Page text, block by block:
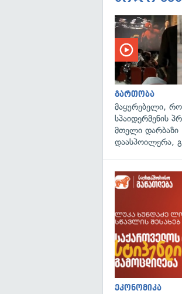
გართობა
მაყურებელი,
სპაიდერმენის
მთელი დარბაზი
დაასპოილერა,
ეკონომიკა